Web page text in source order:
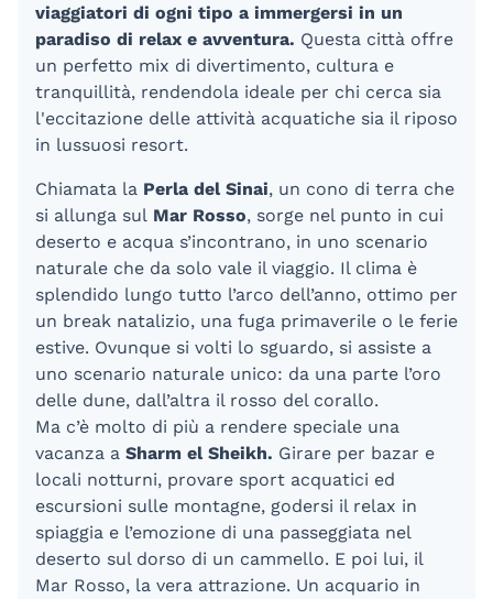
viaggiatori di ogni tipo a immergersi in un
paradiso di relax e avventura. Questa città offre
un perfetto mix di divertimento, cultura e
tranquillità, rendendola ideale per chi cerca sia
l'eccitazione delle attività acquatiche sia il riposo
in lussuosi resort.
Chiamata la Perla del Sinai, un cono di terra che
si allunga sul Mar Rosso, sorge nel punto in cui
deserto e acqua s’incontrano, in uno scenario
naturale che da solo vale il viaggio. Il clima è
splendido lungo tutto l’arco dell’anno, ottimo per
un break natalizio, una fuga primaverile o le ferie
estive. Ovunque si volti lo sguardo, si assiste a
uno scenario naturale unico: da una parte l’oro
delle dune, dall’altra il rosso del corallo.
Ma c’è molto di più a rendere speciale una
vacanza a Sharm el Sheikh. Girare per bazar e
locali notturni, provare sport acquatici ed
escursioni sulle montagne, godersi il relax in
spiaggia e l’emozione di una passeggiata nel
deserto sul dorso di un cammello. E poi lui, il
Mar Rosso, la vera attrazione. Un acquario in